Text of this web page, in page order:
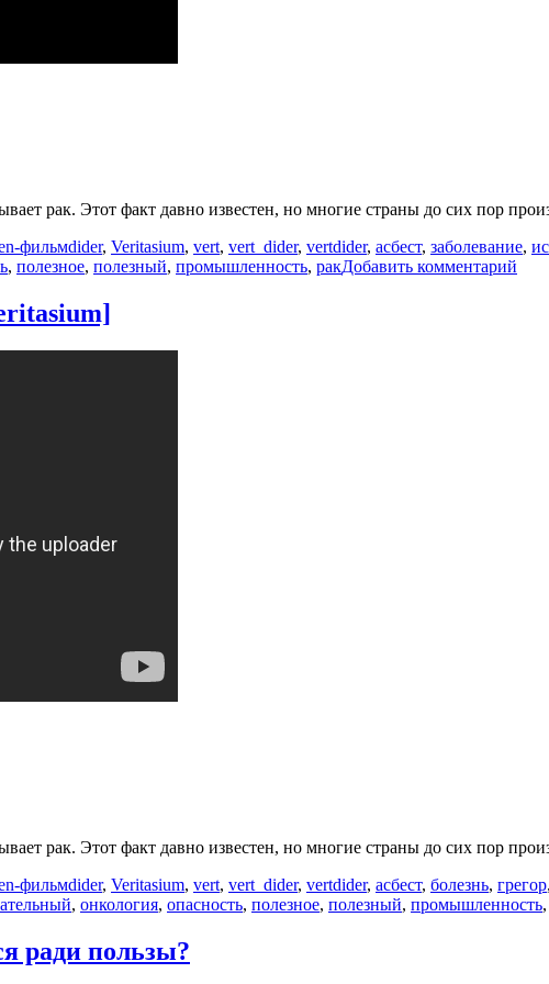
рак. Этот факт давно известен, но многие страны до сих пор
фильмМетки
dider, Veritasium, vert, vert_dider, vertdider, асбест, заболевание,
, полезное, полезный, промышленность, ракДобавить комментарий
рак. Этот факт давно известен, но многие страны до сих пор
фильмМетки
dider, Veritasium, vert, vert_dider, vertdider, асбест, болезнь, грегор,
, онкология, опасность, полезное, полезный, промышленность,
ради пользы?